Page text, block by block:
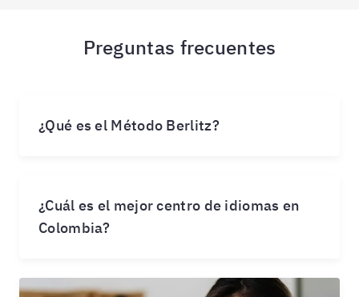
Preguntas frecuentes
¿Qué es el Método Berlitz?
¿Cuál es el mejor centro de idiomas en
Colombia?